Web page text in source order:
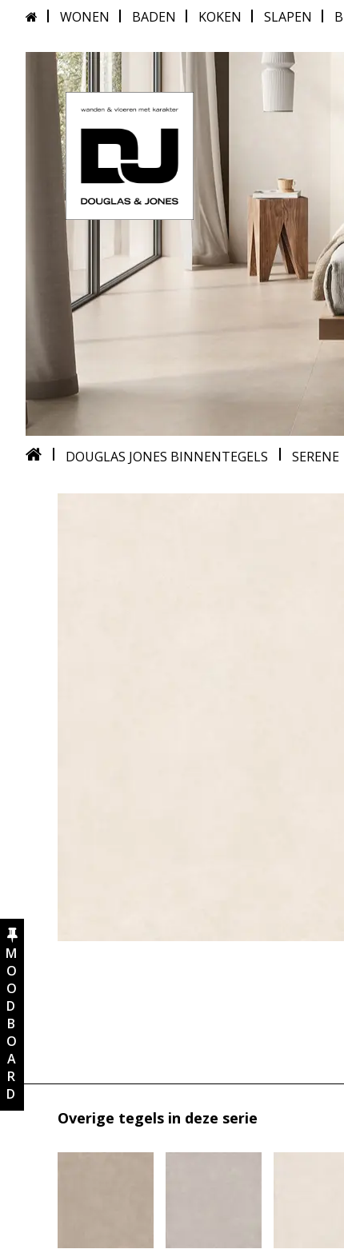
WONEN BADEN KOKEN SLAPEN
DOUGLAS JONES BINNENTEGELS SERENE
Overige tegels in deze serie
MOODBOARD